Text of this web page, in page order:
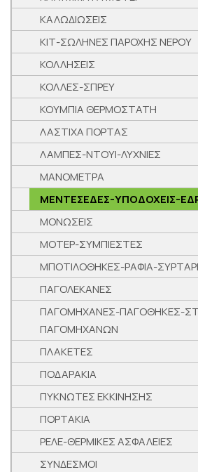
ΚΑΛΩΔΙΩΣΕΙΣ
ΚΙΤ-ΣΩΛΗΝΕΣ ΠΑΡΟΧΗΣ ΝΕΡΟΥ
ΚΟΛΛΗΣΕΙΣ
ΚΟΛΛΕΣ-ΣΠΡΕΥ
ΚΟΥΜΠΙΑ ΘΕΡΜΟΣΤΑΤΗ
ΛΑΣΤΙΧΑ ΠΟΡΤΑΣ
ΛΑΜΠΕΣ-ΝΤΟΥΙ-ΛΥΧΝΙΕΣ
ΜΑΝΟΜΕΤΡΑ
ΜΕΝΤΕΣΕΔΕΣ-ΥΠΟΔΟΧΕΙΣ-
ΜΟΝΩΣΕΙΣ
ΜΟΤΕΡ-ΣΥΜΠΙΕΣΤΕΣ
ΜΠΟΤΙΛΟΘΗΚΕΣ-ΡΑΦΙΑ-
ΠΑΓΟΛΕΚΑΝΕΣ
ΠΑΓΟΜΗΧΑΝΕΣ-ΠΑΓΟΘΗΚΕΣ-
ΠΑΓΟΜΗΧΑΝΩΝ
ΠΛΑΚΕΤΕΣ
ΠΟΔΑΡΑΚΙΑ
ΠΥΚΝΩΤΕΣ ΕΚΚΙΝΗΣΗΣ
ΠΟΡΤΑΚΙΑ
ΡΕΛΕ-ΘΕΡΜΙΚΕΣ ΑΣΦΑΛΕΙΕΣ
ΣΥΝΔΕΣΜΟΙ